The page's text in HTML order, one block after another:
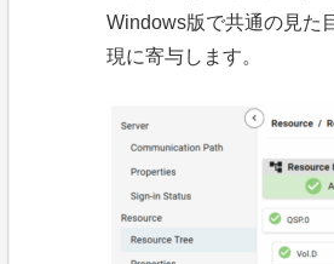
Windows版で共通の見た
現に寄与します。